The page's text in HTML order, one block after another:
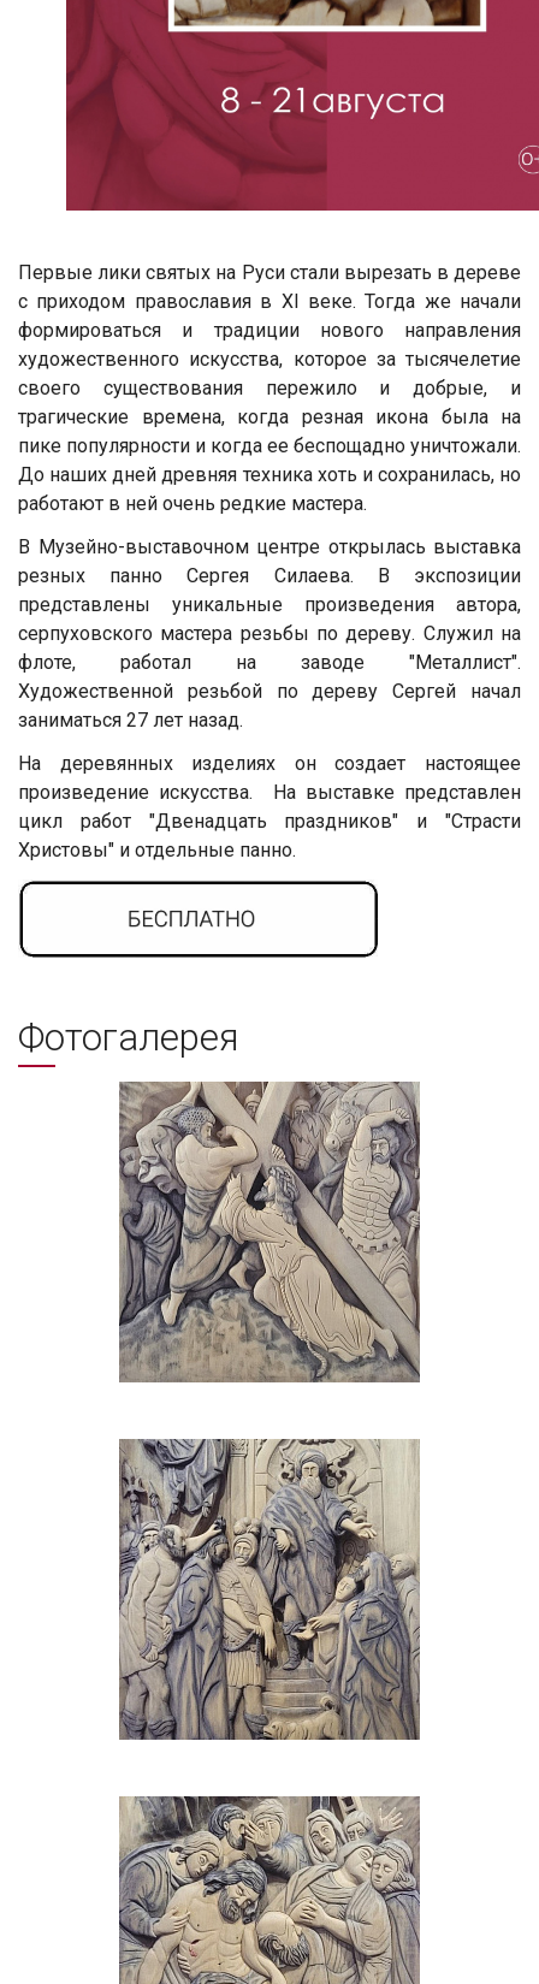
Первые лики святых на Руси стали вырезать в дереве
с приходом православия в XI веке. Тогда же начали
формироваться и традиции нового направления
художественного искусства, которое за тысячелетие
своего существования пережило и добрые, и
трагические времена, когда резная икона была на
пике популярности и когда ее беспощадно уничтожали.
До наших дней древняя техника хоть и сохранилась, но
работают в ней очень редкие мастера.
В Музейно-выставочном центре открылась выставка
резных панно Сергея Силаева. В экспозиции
представлены уникальные произведения автора,
серпуховского мастера резьбы по дереву. Служил на
флоте, работал на заводе "Металлист".
Художественной резьбой по дереву Сергей начал
заниматься 27 лет назад.
На деревянных изделиях он создает настоящее
произведение искусства. На выставке представлен
цикл работ "Двенадцать праздников" и "Страсти
Христовы" и отдельные панно.
Фотогалерея